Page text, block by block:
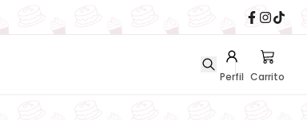
Perfil Carrito